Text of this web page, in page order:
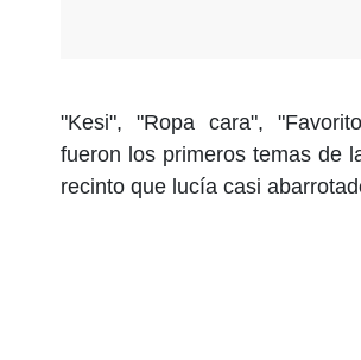
"Kesi", "Ropa cara",
fueron los primeros temas de
recinto que lucía casi